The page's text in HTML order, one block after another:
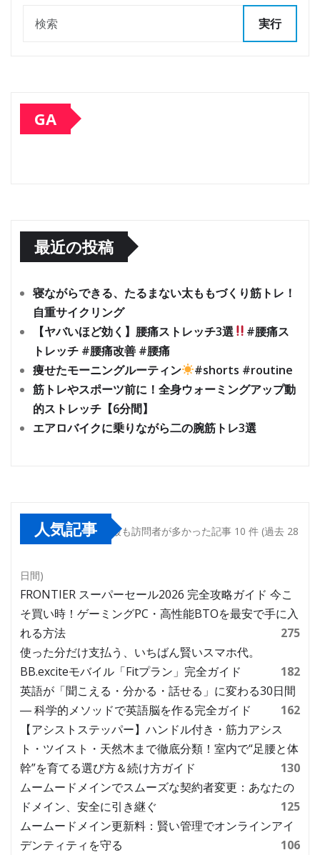
実行
GA
最近の投稿
寝ながらできる、たるまない太ももづくり筋トレ！
自重サイクリング
【ヤバいほど効く】腰痛ストレッチ3選
#腰痛ス
トレッチ #腰痛改善 #腰痛
痩せたモーニングルーティン
#shorts #routine
筋トレやスポーツ前に！全身ウォーミングアップ動
的ストレッチ【6分間】
エアロバイクに乗りながら二の腕筋トレ3選
人気記事 最も訪問者が多かった記事 10 件 (過去 28
日間)
FRONTIER スーパーセール2026 完全攻略ガイド 今こ
そ買い時！ゲーミングPC・高性能BTOを最安で手に入
れる方法
275
使った分だけ支払う、いちばん賢いスマホ代。
BB.exciteモバイル「Fitプラン」完全ガイド
182
英語が「聞こえる・分かる・話せる」に変わる30日間
― 科学的メソッドで英語脳を作る完全ガイド
162
【アシストステッパー】ハンドル付き・筋力アシス
ト・ツイスト・天然木まで徹底分類！室内で“足腰と体
幹”を育てる選び方＆続け方ガイド
130
ムームードメインでスムーズな契約者変更：あなたの
ドメイン、安全に引き継ぐ
125
ムームードメイン更新料：賢い管理でオンラインアイ
デンティティを守る
106